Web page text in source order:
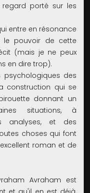
porté sur les
entre en résonance
le pouvoir de cette
(mais je ne peux
en dire trop).
des
construction qui se
donnant un
situations, à
analyses, et des
choses qui font
roman et de
Avraham est